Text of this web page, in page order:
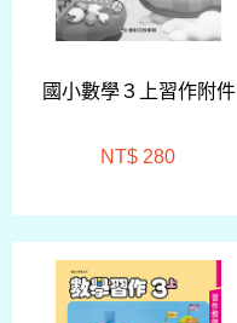
國小數學３上習作附件
NT$ 280